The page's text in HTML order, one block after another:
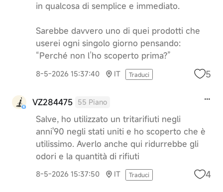
in qualcosa di semplice e immediato.
Sarebbe davvero uno di quei prodotti che
userei ogni singolo giorno pensando:
“Perché non l’ho scoperto prima?”
8-5-2026 15:37:40 IT Traduci 5
VZ284475 55 Piano
Salve, ho utilizzato un tritarifiuti negli
anni'90 negli stati uniti e ho scoperto che è
utilissimo. Averlo anche qui ridurrebbe gli
odori e la quantità di rifiuti
8-5-2026 15:37:50 IT Traduci 4